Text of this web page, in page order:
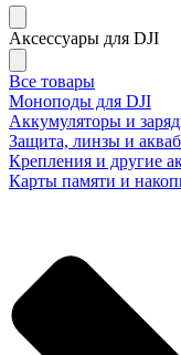
Аксессуары для DJI
Все товары
Моноподы для DJI
Аккумуляторы и
Защита, линзы и
Крепления и другие
Карты памяти и